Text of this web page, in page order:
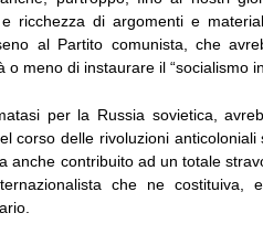
ricchezza di argomenti e
al Partito comunista, che
o meno di instaurare il “socialismo
per la Russia sovietica,
corso delle rivoluzioni
anche contribuito ad un totale
che ne costituiva,